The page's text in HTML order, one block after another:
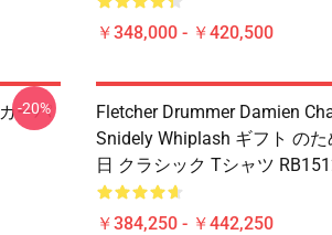
￥348,000 - ￥420,500
ーパ
-20%
Fletcher Drummer Damien
Snidely Whiplash ギフト のた
日 クラシック Tシャツ
￥384,250 - ￥442,250